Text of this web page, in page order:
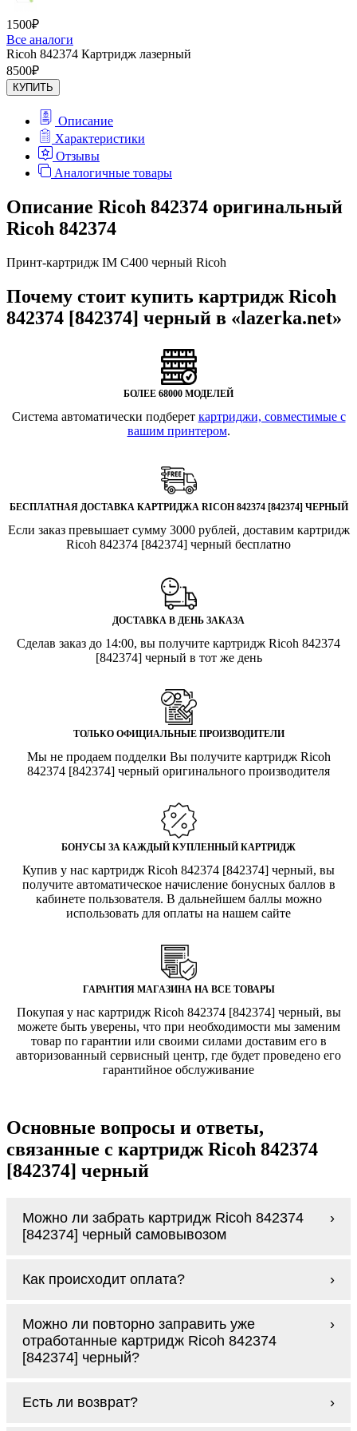
1500₽
Все аналоги
Ricoh 842374 Картридж лазерный
8500₽
КУПИТЬ
Описание
Характеристики
Отзывы
Аналогичные товары
Описание Ricoh 842374 оригинальный
Ricoh 842374
Принт-картридж IM C400 черный Ricoh
Почему стоит купить картридж Ricoh
842374 [842374] черный в «lazerka.net»
БОЛЕЕ 68000 МОДЕЛЕЙ
Система автоматически подберет картриджи, совместимые с
вашим принтером.
БЕСПЛАТНАЯ ДОСТАВКА КАРТРИДЖА RICOH 842374 [842374] ЧЕРНЫЙ
Если заказ превышает сумму 3000 рублей, доставим картридж
Ricoh 842374 [842374] черный бесплатно
ДОСТАВКА В ДЕНЬ ЗАКАЗА
Сделав заказ до 14:00, вы получите картридж Ricoh 842374
[842374] черный в тот же день
ТОЛЬКО ОФИЦИАЛЬНЫЕ ПРОИЗВОДИТЕЛИ
Мы не продаем подделки Вы получите картридж Ricoh
842374 [842374] черный оригинального производителя
БОНУСЫ ЗА КАЖДЫЙ КУПЛЕННЫЙ КАРТРИДЖ
Купив у нас картридж Ricoh 842374 [842374] черный, вы
получите автоматическое начисление бонусных баллов в
кабинете пользователя. В дальнейшем баллы можно
использовать для оплаты на нашем сайте
ГАРАНТИЯ МАГАЗИНА НА ВСЕ ТОВАРЫ
Покупая у нас картридж Ricoh 842374 [842374] черный, вы
можете быть уверены, что при необходимости мы заменим
товар по гарантии или своими силами доставим его в
авторизованный сервисный центр, где будет проведено его
гарантийное обслуживание
Основные вопросы и ответы,
связанные с картридж Ricoh 842374
[842374] черный
Можно ли забрать картридж Ricoh 842374
[842374] черный самовывозом
доставим заказ и сделаем это бесплатно
доставляем Вам картридж Ricoh 842374
[842374] черный
Как происходит оплата?
[842374] черный наличными курьеру при
получении заказа.
Можно ли повторно заправить уже
отработанные картридж Ricoh 842374
[842374] черный?
процесс проще, в случае с оригиналами
Есть ли возврат?